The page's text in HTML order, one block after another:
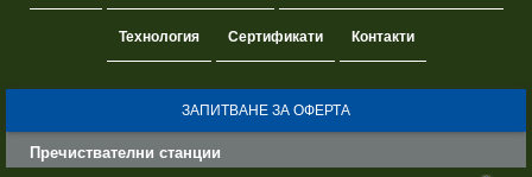
Технология Сертификати Контакти
ЗАПИТВАНЕ ЗА ОФЕРТА
Пречиствателни станции